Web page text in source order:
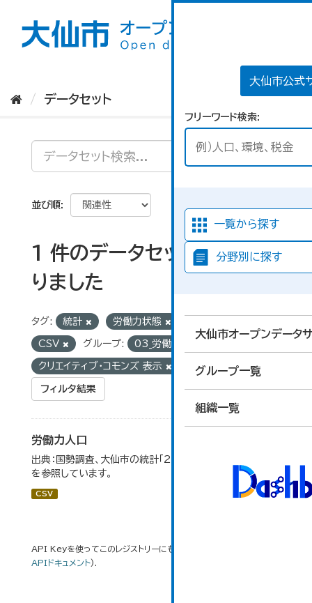
大仙市公式
フリーワード検索
一覧から探す
分野別に探す
大仙市オープンデータ
グループ一覧
組織一覧
データセット
並び順
1 件のデータセットが見つか
りました
タグ: 統計 労働力状態
CSV グループ: 03_労働・賃金
クリエイティブ・コモンズ 表示
フィルタ結果
労働力人口
出典：国勢調査、大仙市の統計「2-6 労働力人口」のデータ
を参照しています。
CSV
API Keyを使ってこのレジストリーにもアクセス可能です
APIドキュメント).